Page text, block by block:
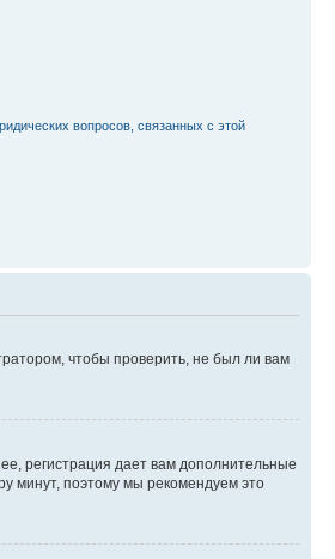
вопросов, связанных с этой
чтобы проверить, не был ли вам
регистрация дает вам дополнительные
минут, поэтому мы рекомендуем это